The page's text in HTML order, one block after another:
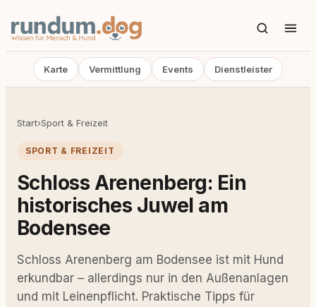
Karte Vermittlung Events Dienstleister
Start›Sport & Freizeit
SPORT & FREIZEIT
Schloss Arenenberg: Ein
historisches Juwel am
Bodensee
Schloss Arenenberg am Bodensee ist mit Hund
erkundbar – allerdings nur in den Außenanlagen
und mit Leinenpflicht. Praktische Tipps für